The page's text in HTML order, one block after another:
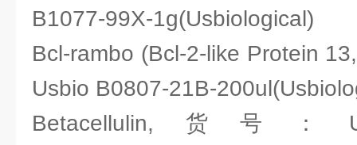
B1077-99X-1g(Usbiological)
Bcl-rambo (Bcl-2-like Protein
Usbio B0807-21B-
Betacellulin,货号：